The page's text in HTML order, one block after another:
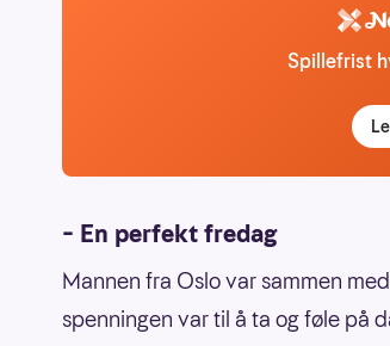
Spillefrist
– En perfekt fredag
Mannen fra Oslo var sammen
spenningen var til å ta og føle på